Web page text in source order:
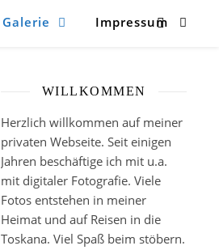
Galerie Impressum
WILLKOMMEN
Herzlich willkommen auf meiner
privaten Webseite. Seit einigen
Jahren beschäftige ich mit u.a.
mit digitaler Fotografie. Viele
Fotos entstehen in meiner
Heimat und auf Reisen in die
Toskana. Viel Spaß beim stöbern.